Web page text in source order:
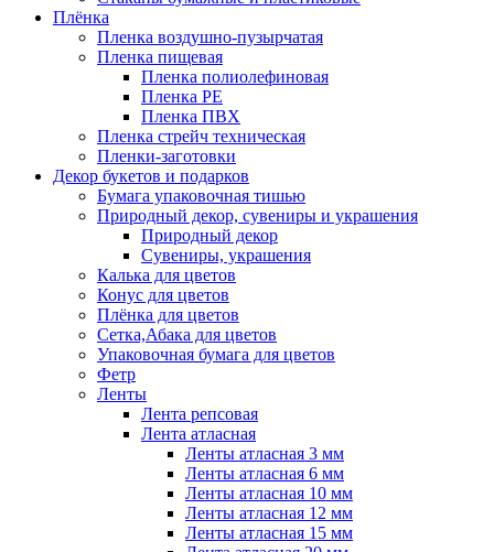
Плёнка
Пленка воздушно-пузырчатая
Пленка пищевая
Пленка полиолефиновая
Пленка PE
Пленка ПВХ
Пленка стрейч техническая
Пленки-заготовки
Декор букетов и подарков
Бумага упаковочная тишью
Природный декор, сувениры и украшения
Природный декор
Сувениры, украшения
Калька для цветов
Конус для цветов
Плёнка для цветов
Сетка,Абака для цветов
Упаковочная бумага для цветов
Фетр
Ленты
Лента репсовая
Лента атласная
Ленты атласная 3 мм
Ленты атласная 6 мм
Ленты атласная 10 мм
Ленты атласная 12 мм
Ленты атласная 15 мм